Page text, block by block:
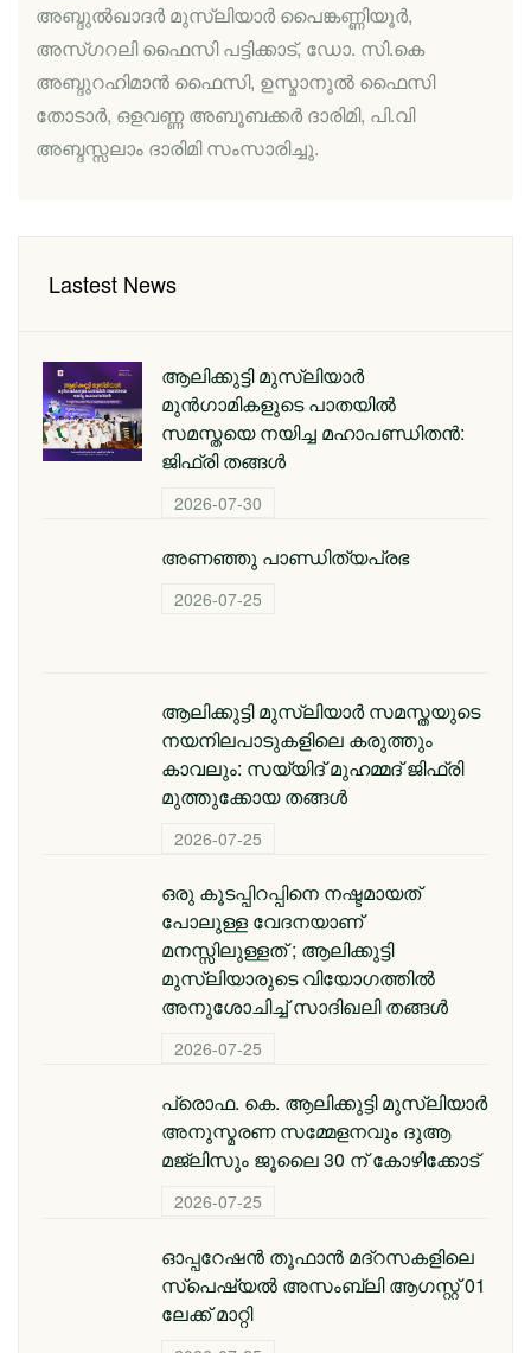
അബ്ദുല്‍ഖാദര്‍ മുസ്ലിയാര്‍ പൈങ്കണ്ണിയൂര്‍,
അസ്ഗറലി ഫൈസി പട്ടിക്കാട്, ഡോ. സി.കെ
അബ്ദുറഹിമാന്‍ ഫൈസി, ഉസ്മാനുല്‍ ഫൈസി
തോടാര്‍, ഒളവണ്ണ അബൂബക്കര്‍ ദാരിമി, പി.വി
അബ്ദസ്സലാം ദാരിമി സംസാരിച്ചു.
Lastest News
ആലിക്കുട്ടി മുസ്‌ലിയാർ
മുൻഗാമികളുടെ പാതയിൽ
സമസ്തയെ നയിച്ച മഹാപണ്ഡിതൻ:
ജിഫ്‌രി തങ്ങൾ
2026-07-30
അണഞ്ഞു പാണ്ഡിത്യപ്രഭ
2026-07-25
ആലിക്കുട്ടി മുസ്‌ലിയാർ സമസ്തയുടെ
നയനിലപാടുകളിലെ കരുത്തും
കാവലും: സയ്യിദ് മുഹമ്മദ് ജിഫ്രി
മുത്തുക്കോയ തങ്ങൾ
2026-07-25
ഒരു കൂടപ്പിറപ്പിനെ നഷ്ടമായത്
പോലുള്ള വേദനയാണ്
മനസ്സിലുള്ളത് ; ആലിക്കുട്ടി
മുസ്‌ലിയാരുടെ വിയോ​ഗത്തിൽ
അനുശോചിച്ച് സാദിഖലി തങ്ങൾ
2026-07-25
പ്രൊഫ. കെ. ആലിക്കുട്ടി മുസ്‌ലിയാർ
അനുസ്മരണ സമ്മേളനവും ദുആ
മജ്ലിസും ജൂലൈ 30 ന് കോഴിക്കോട്
2026-07-25
ഓപ്പറേഷൻ തൂഫാൻ മദ്റസകളിലെ
സ്പെഷ്യൽ അസംബ്ലി ആഗസ്റ്റ് 01
ലേക്ക് മാറ്റി